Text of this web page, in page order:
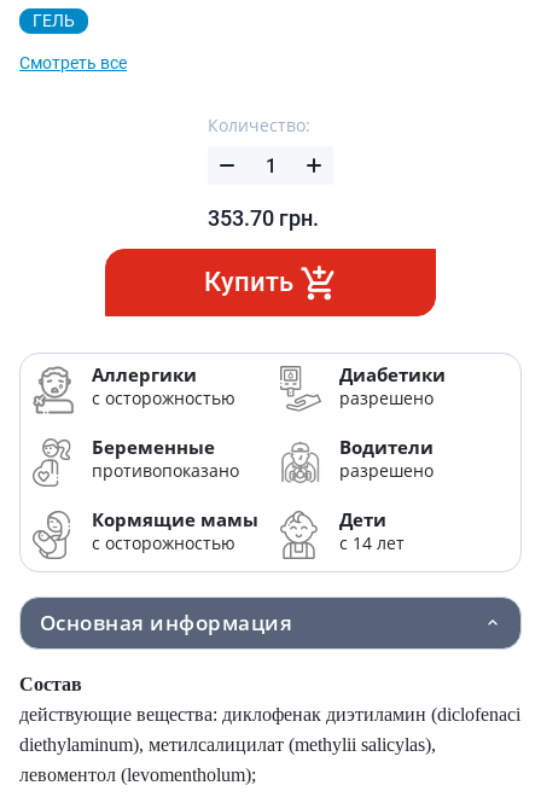
ГЕЛЬ
Смотреть все
Количество:
353.70 грн.
Купить
Аллергики
с осторожностью
Диабетики
разрешено
Беременные
противопоказано
Водители
разрешено
Кормящие мамы
с осторожностью
Дети
с 14 лет
Основная информация
Состав
действующие вещества: диклофенак диэтиламин (diclofenaci
diethylaminum), метилсалицилат (methylii salicylas),
левоментол (levomentholum);